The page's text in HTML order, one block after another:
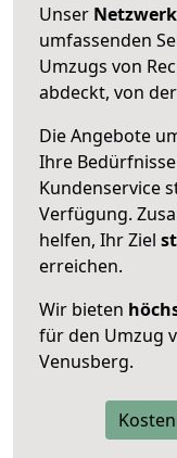
Unser Netzwerk
umfassenden
Umzugs von
abdeckt, von
Die Angebote
Ihre
Kundenservice
Verfügung.
helfen, Ihr Ziel
erreichen.
Wir bieten
für den Umzug
Venusberg.